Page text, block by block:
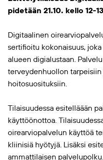
pidetään 21.10. kello 12-
Digitaalinen
sertifioitu kokonaisuus,
alueen digialustaan.
terveydenhuollon
hoitosuosituksiin.
Tilaisuudessa esitelläään
käyttöönottoa.
oirearviopalvelun käyttöä
kliinisiä hyötyjä. Lisäksi
ammattilaisen